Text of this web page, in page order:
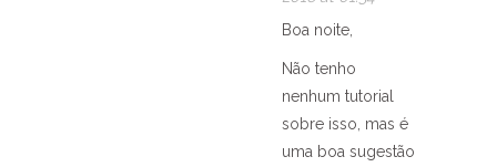
Boa noite,
Não tenho
nenhum tutorial
sobre isso, mas é
uma boa sugestão